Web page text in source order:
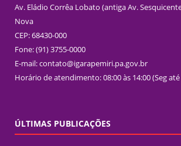
Av. Eládio Corrêa Lobato (antiga Av.
Nova
CEP: 68430-000
Fone: (91) 3755-0000
E-mail: contato@igarapemiri.pa.gov.br
Horário de atendimento: 08:00 às 14:00 (Seg
ÚLTIMAS PUBLICAÇÕES